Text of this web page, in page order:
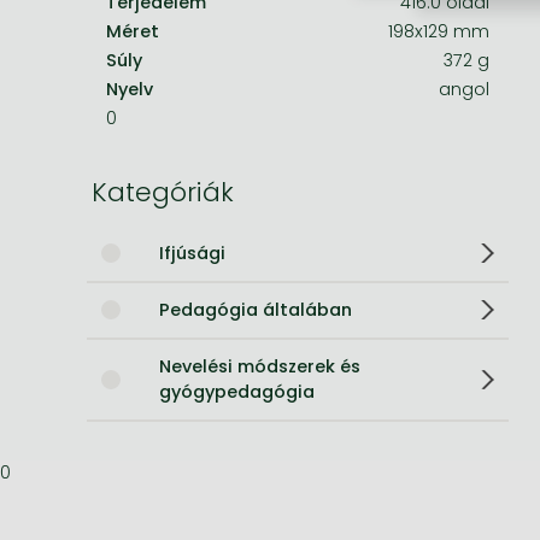
Bleach manga
One-Punch Man manga
Méret
198x129 mm
Súly
372 g
Nyelv
angol
0
Kategóriák
Ifjúsági
Pedagógia általában
Nevelési módszerek és
gyógypedagógia
0